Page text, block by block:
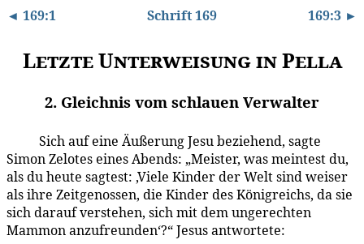
◄ 169:1 Schrift 169 169:3 ►
Letzte Unterweisung in Pella
2. Gleichnis vom schlauen Verwalter
169:2.1Sich auf eine Äußerung Jesu beziehend, sagte
Simon Zelotes eines Abends: „Meister, was meintest du,
als du heute sagtest: ‚Viele Kinder der Welt sind weiser
als ihre Zeitgenossen, die Kinder des Königreichs, da sie
sich darauf verstehen, sich mit dem ungerechten
Mammon anzufreunden‘?“ Jesus antwortete: